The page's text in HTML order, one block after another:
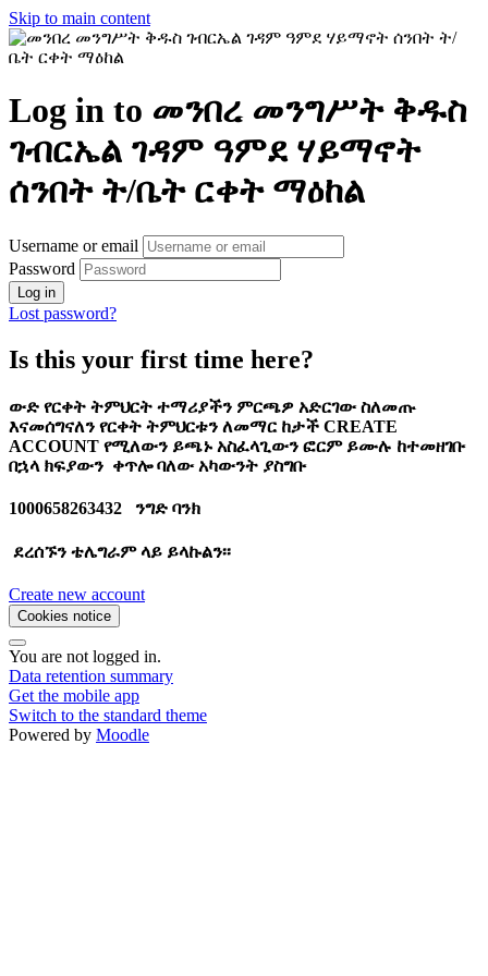
Skip to main content
Log in to መንበረ መንግሥት ቅዱስ
ገብርኤል ገዳም ዓምደ ሃይማኖት
ሰንበት ት/ቤት ርቀት ማዕከል
Username or email
Password
Log in
Lost password?
Is this your first time here?
ውድ የርቀት ትምህርት ተማሪያችን ምርጫዎ አድርገው ስለመጡ
እናመሰግናለን የርቀት ትምህርቱን ለመማር ከታች CREATE
ACCOUNT የሚለውን ይጫኑ አስፈላጊውን ፎርም ይሙሉ ከተመዘገቡ
በኋላ ክፍያውን ቀጥሎ ባለው አካውንት ያስግቡ
1000658263432 ንግድ ባንክ
ደረሰኙን ቴሌግራም ላይ ይላኩልን፡፡
Create new account
Cookies notice
You are not logged in.
Data retention summary
Get the mobile app
Switch to the standard theme
Powered by Moodle